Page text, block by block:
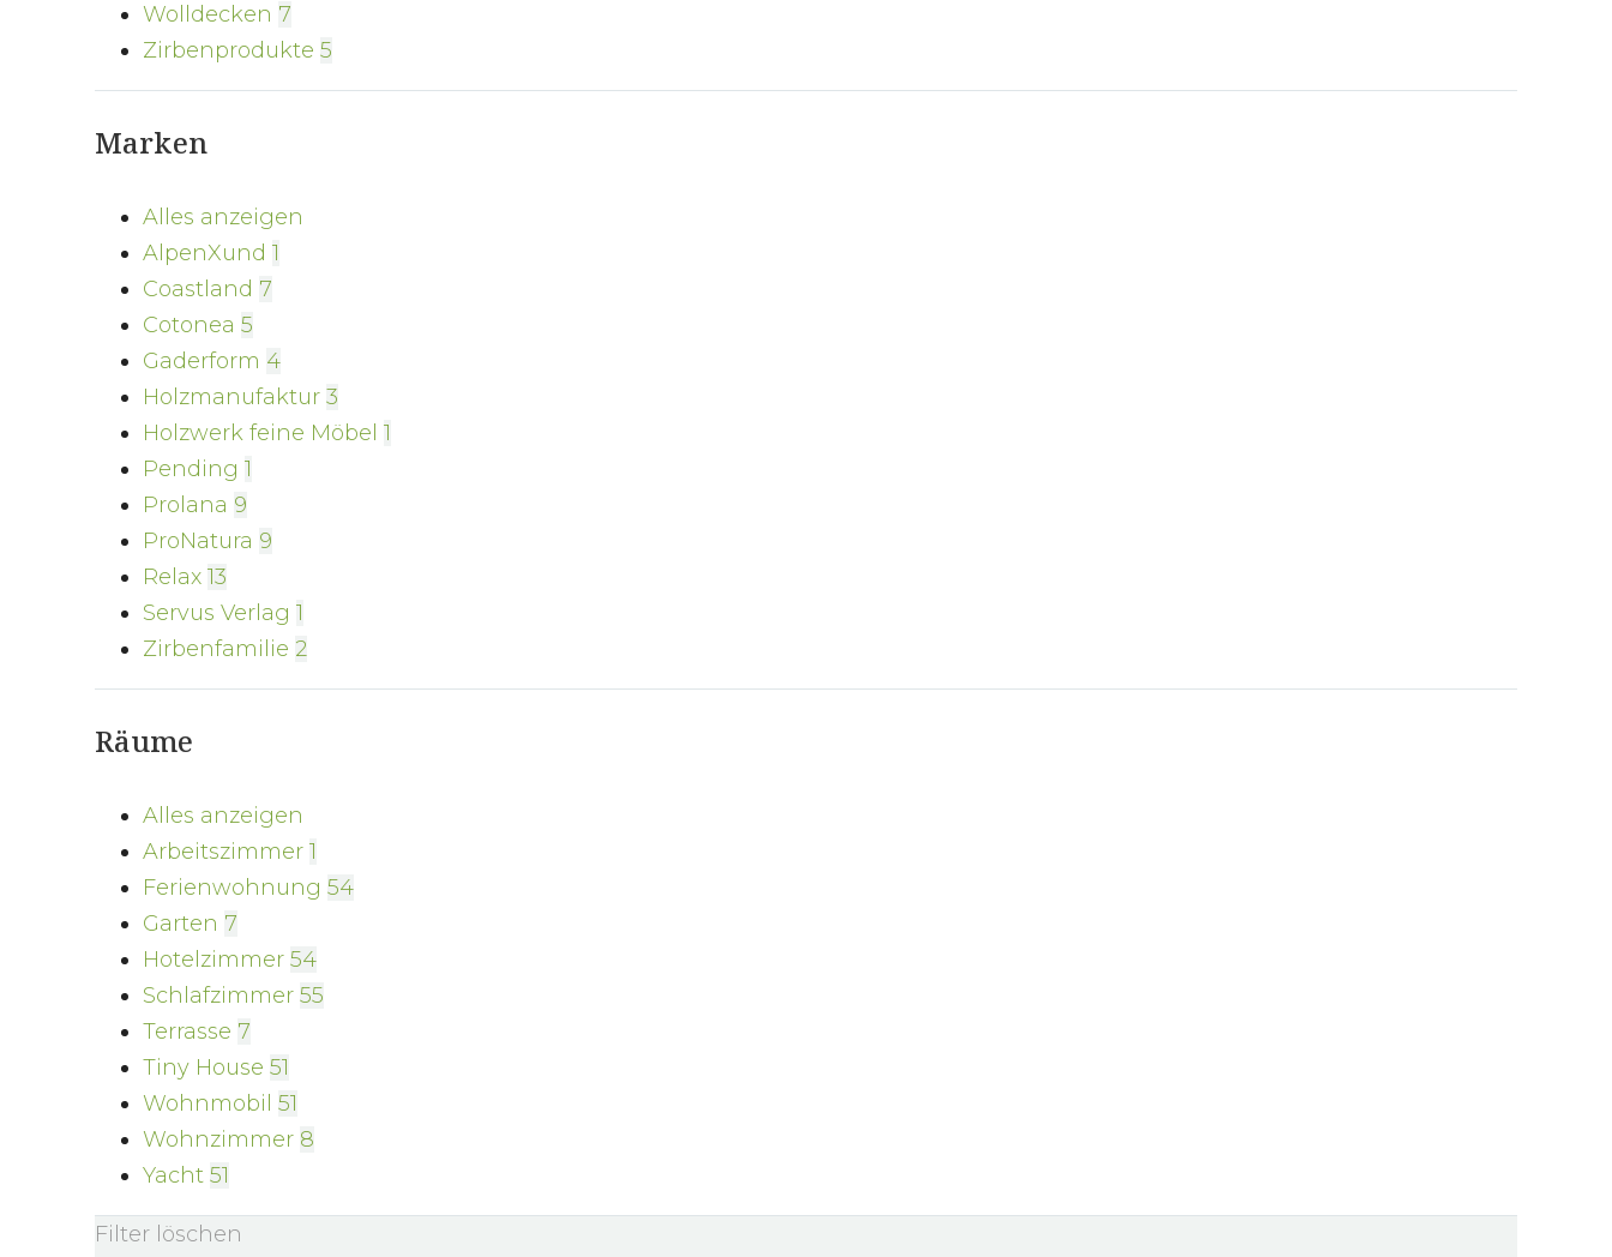
Wolldecken 7
Zirbenprodukte 5
Marken
Alles anzeigen
AlpenXund 1
Coastland 7
Cotonea 5
Gaderform 4
Holzmanufaktur 3
Holzwerk feine Möbel 1
Pending 1
Prolana 9
ProNatura 9
Relax 13
Servus Verlag 1
Zirbenfamilie 2
Räume
Alles anzeigen
Arbeitszimmer 1
Ferienwohnung 54
Garten 7
Hotelzimmer 54
Schlafzimmer 55
Terrasse 7
Tiny House 51
Wohnmobil 51
Wohnzimmer 8
Yacht 51
Filter löschen